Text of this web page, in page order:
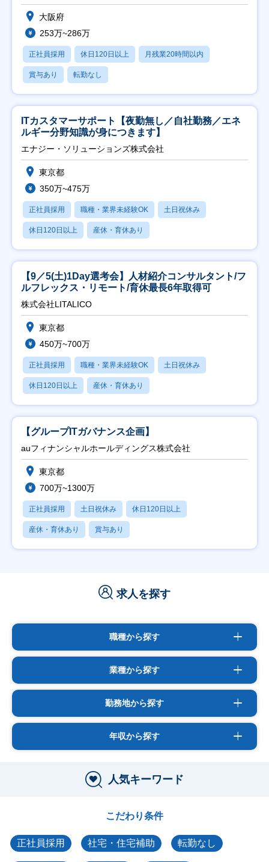
大阪府
253万~286万
正社員採用 休日120日以上 月残業20時間以内
賞与あり 転勤なし
ITカスタマーサポート【夜勤無し／自社勤務／エネ
ルギー分野知識が身につきます】
エナジー・ソリューションズ株式会社
東京都
350万~475万
正社員採用 職種・業界未経験OK 土日祝休み
休日120日以上 産休・育休あり
【9／5(土)1Day選考会】人材紹介コンサルタント/フ
ルフレックス・リモート/育休最長6年取得可
株式会社LITALICO
東京都
450万~700万
正社員採用 職種・業界未経験OK 土日祝休み
休日120日以上 産休・育休あり
【グループITガバナンス企画】
auフィナンシャルホールディングス株式会社
東京都
700万~1300万
正社員採用 土日祝休み 休日120日以上
産休・育休あり 賞与あり
求人を探す
職種から探す
業種から探す
勤務地から探す
年収から探す
人気キーワード
こだわり条件
正社員採用 社宅・住宅補助 転勤なし